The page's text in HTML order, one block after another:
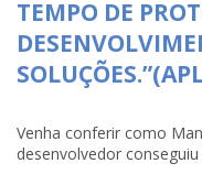
TEMPO DE
Venha conferir como
desenvolvedor